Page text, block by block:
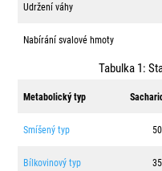
Udržení váhy
Nabírání svalové hmoty
Tabulka 1:
Metabolický typ
Smíšený typ 50
Bílkovinový typ 35